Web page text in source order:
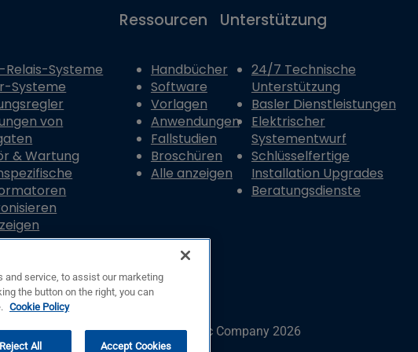
Relais-Systeme
Systeme
von
& Wartung
Ressourcen
Handbücher
Software
Vorlagen
Anwendungen
Fallstudien
Broschüren
Alle anzeigen
Unterstützung
24/7 Technische
Unterstützung
Basler Dienstleistungen
Elektrischer
Systementwurf
Schlüsselfertige
Installation Upgrades
Beratungsdienste
© Copyright © Basler Electric Company 2026
and service, to assist our marketing
the button on the right, you can
Cookie Policy
Reject All Accept Cookies